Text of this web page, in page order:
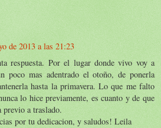
de 2013 a las 21:23
respuesta. Por el lugar donde vivo voy a
poco mas adentrado el otoño, de ponerla
hasta la primavera. Lo que me falto
lo hice previamente, es cuanto y de que
previo a traslado.
por tu dedicacion, y saludos! Leila